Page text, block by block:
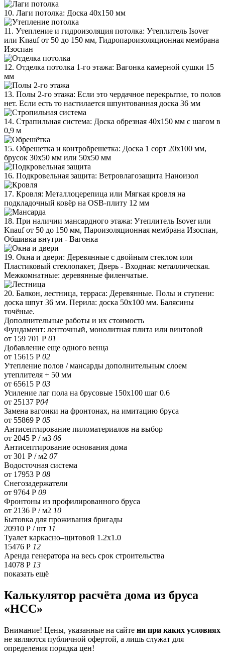
10. Лаги потолка: Доска 40х150 мм
11. Утепление и гидроизоляция потолка: Утеплитель Isover
или Knauf от 50 до 150 мм, Гидропароизоляционная мембрана
Изоспан
12. Отделка потолка 1-го этажа: Вагонка камерной сушки 15
мм
13. Полы 2-го этажа: Если это чердачное перекрытие, то полов
нет. Если есть то настилается шпунтованная доска 36 мм
14. Страпильная система: Доска обрезная 40х150 мм с шагом в
0,9 м
15. Обрешетка и контробрешетка: Доска 1 сорт 20х100 мм,
брусок 30х50 мм или 50х50 мм
16. Подкровельная защита: Ветровлагозащита Наноизол
17. Кровля: Металлоцерепица или Мягкая кровля на
подкладочный ковёр на OSB-плиту 12 мм
18. При наличии мансардного этажа: Утеплитель Isover или
Knauf от 50 до 150 мм, Пароизоляционная мембрана Изоспан,
Обшивка внутри - Вагонка
19. Окна и двери: Деревянные с двойным стеклом или
Пластиковый стеклопакет, Дверь - Входная: металлическая.
Межкомнатные: деревянные филенчатые.
20. Балкон, лестница, терраса: Деревянные. Полы и ступени:
доска шпут 36 мм. Перила: доска 50х100 мм. Балясины
точёные.
Дополнительные работы и их стоимость
Фундамент: ленточный, монолитная плита или винтовой
от 159 701 Р 01
Добавление еще одного венца
от 15615 Р 02
Утепление полов / мансарды дополнительным слоем
утеплителя + 50 мм
от 65615 Р 03
Усиление лаг пола на брусовые 150х100 шаг 0.6
от 25137 Р04
Замена вагонки на фронтонах, на имитацию бруса
от 55869 Р 05
Антисептирование пиломатериалов на выбор
от 2045 Р / м3 06
Антисептирование основания дома
от 301 Р / м2 07
Водосточная система
от 17953 Р 08
Снегозадержатели
от 9764 Р 09
Фронтоны из профилированного бруса
от 2136 Р / м2 10
Бытовка для проживания бригады
20910 Р / шт 11
Туалет каркасно–щитовой 1.2х1.0
15476 Р 12
Аренда генератора на весь срок строительства
14078 Р 13
показать ещё
Калькулятор расчёта дома из бруса
«HCC»
Внимание! Цены, указанные на сайте ни при каких условиях
не являются публичной офертой, а лишь служат для
определения порядка цен!